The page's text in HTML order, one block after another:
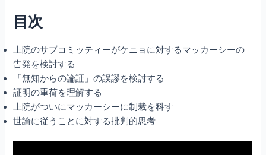
目次
上院のサブコミッティーがケニョに対するマッカーシーの
告発を検討する
「無知からの論証」の誤謬を検討する
証明の重荷を理解する
上院がついにマッカーシーに制裁を科す
世論に従うことに対する批判的思考